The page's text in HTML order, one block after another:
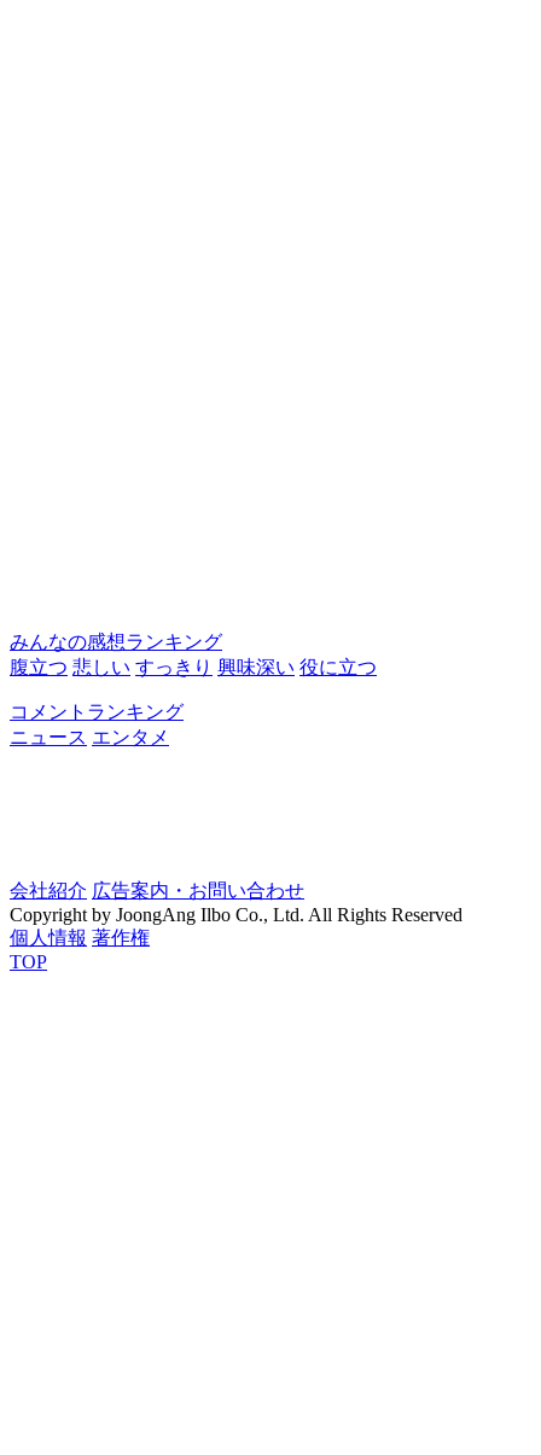
みんなの感想ランキング
腹立つ 悲しい すっきり 興味深い 役に立つ
コメントランキング
ニュース エンタメ
会社紹介 広告案内・お問い合わせ
Copyright by JoongAng Ilbo Co., Ltd. All Rights Reserved
個人情報 著作権
TOP